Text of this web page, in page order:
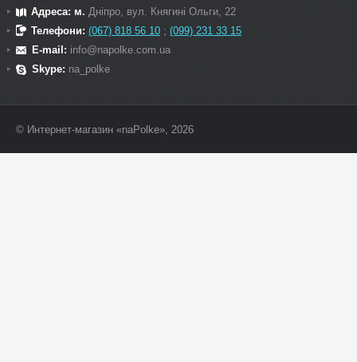
Адреса: м. Дніпро, вул. Княгині Ольги, 22
Телефони: (067) 818 56 10 ; (099) 231 33 15
E-mail: info@napolke.com.ua
Skype: na_polke
© Интернет-магазин «naPolke», 2026